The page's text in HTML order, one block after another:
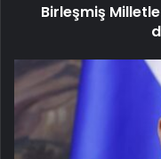
Birleşmiş